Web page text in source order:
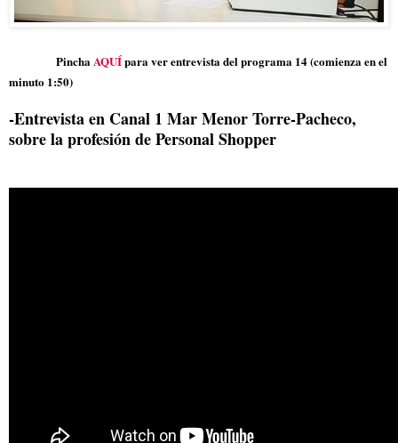
PinchaAQUÍpara ver entrevista del programa 14 (comienza en el
minuto 1:50)
-Entrevista en Canal 1 Mar Menor Torre-Pacheco,
sobre la profesión de Personal Shopper